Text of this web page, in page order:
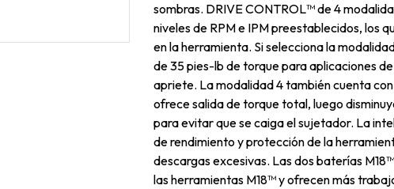
sombras. DRIVE CONTROL™ de 4
niveles de RPM e IPM preestablecidos, los
en la herramienta. Si selecciona la
de 35 pies-lb de torque para aplicaciones
apriete. La modalidad 4 también cuenta
ofrece salida de torque total, luego
para evitar que se caiga el sujetador. La
de rendimiento y protección de la
descargas excesivas. Las dos baterías
las herramientas M18™ y ofrecen más